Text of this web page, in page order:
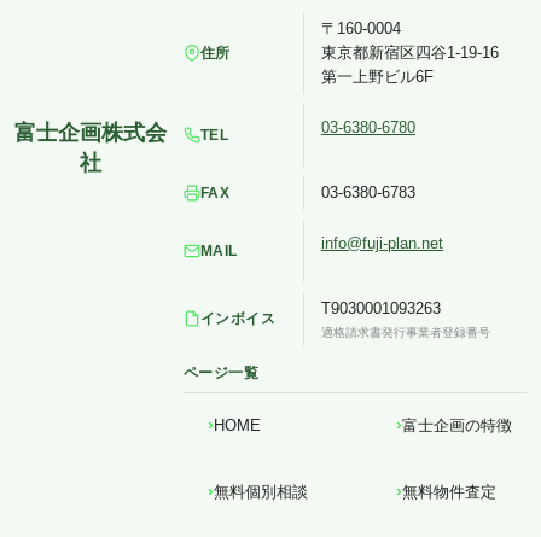
住所
〒160-0004
東京都新宿区四谷1-19-16
第一上野ビル6F
TEL 03-6380-6780
FAX 03-6380-6783
MAIL info@fuji-plan.net
インボイス
T9030001093263
適格請求書発行事業者登録番号
ページ一覧
HOME 富士企画の特徴
無料個別相談 無料物件査定